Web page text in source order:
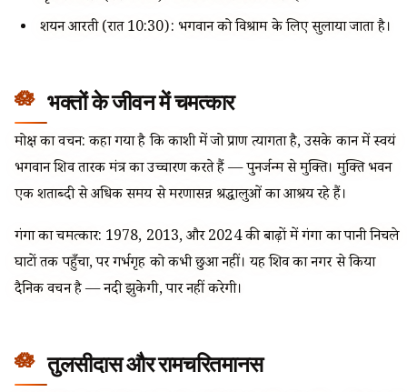
शयन आरती (रात 10:30): भगवान को विश्राम के लिए सुलाया जाता है।
भक्तों के जीवन में चमत्कार
मोक्ष का वचन: कहा गया है कि काशी में जो प्राण त्यागता है, उसके कान में स्वयं
भगवान शिव तारक मंत्र का उच्चारण करते हैं — पुनर्जन्म से मुक्ति। मुक्ति भवन
एक शताब्दी से अधिक समय से मरणासन्न श्रद्धालुओं का आश्रय रहे हैं।
गंगा का चमत्कार: 1978, 2013, और 2024 की बाढ़ों में गंगा का पानी निचले
घाटों तक पहुँचा, पर गर्भगृह को कभी छुआ नहीं। यह शिव का नगर से किया
दैनिक वचन है — नदी झुकेगी, पार नहीं करेगी।
तुलसीदास और रामचरितमानस